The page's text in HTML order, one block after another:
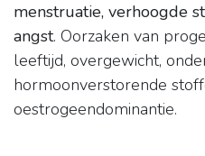
menstruatie, verhoogde
angst. Oorzaken van
leeftijd, overgewicht,
hormoonverstorende
oestrogeendominantie.